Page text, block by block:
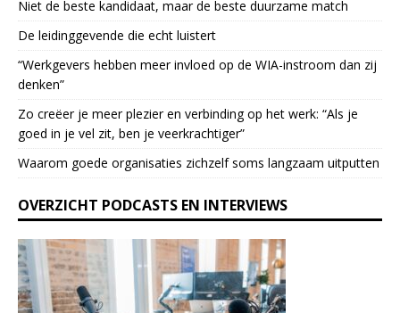
l
e
a
s
e
l
a
v
t
h
i
s
f
i
Niet de beste kandidaat, maar de beste duurzame match
De leidinggevende die echt luistert
“Werkgevers hebben meer invloed op de WIA-instroom dan zij
denken”
Zo creëer je meer plezier en verbinding op het werk: “Als je
goed in je vel zit, ben je veerkrach­tiger”
Waarom goede organisaties zichzelf soms langzaam uitputten
OVERZICHT PODCASTS EN INTERVIEWS